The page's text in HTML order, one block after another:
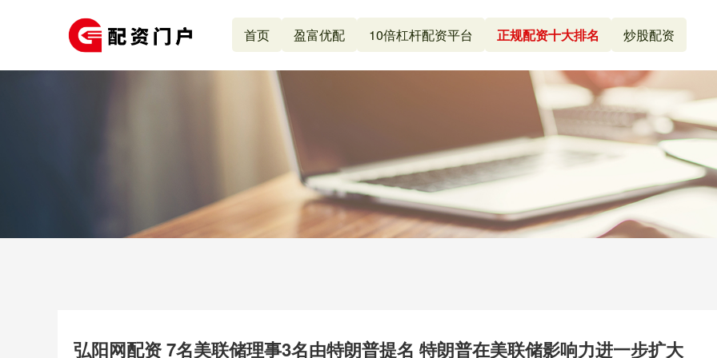
首页 盈富优配 10倍杠杆配资平台 正规配资十大排名 炒股配资
弘阳网配资 7名美联储理事3名由特朗普提名 特朗普在美联储影响力进一步扩大